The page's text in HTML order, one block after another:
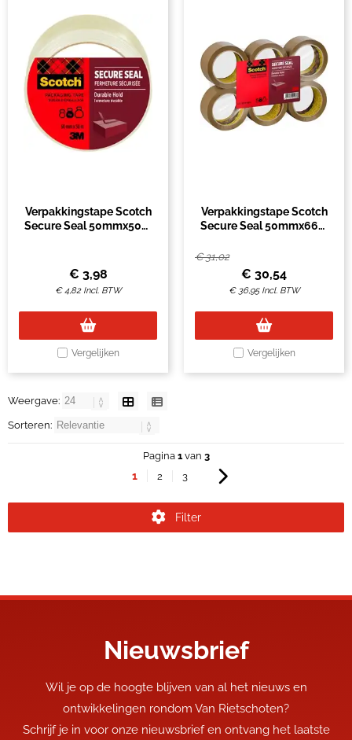
Verpakkingstape Scotch
Secure Seal 50mmx50m
€ 3,98
€4,82 Incl. BTW
Vergelijken
Verpakkingstape Scotch
Secure Seal 50mmx66m
€31,02
€ 30,54
€ 36,95 Incl. BTW
Vergelijken
Weergave:
Sorteren:
Pagina 1van 3
1 2 3
Filter
Nieuwsbrief
Wil je op de hoogte blijven van al het nieuws en
ontwikkelingen rondom Van Rietschoten?
Schrijf je in voor onze nieuwsbrief en ontvang het laatste